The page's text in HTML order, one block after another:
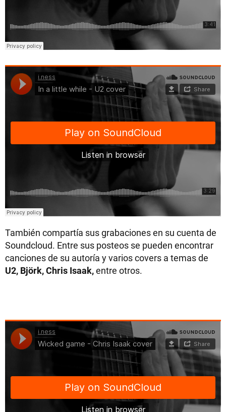
También compartía sus grabaciones en su cuenta de
Soundcloud. Entre sus posteos se pueden encontrar
canciones de su autoría y varios covers a temas de
U2, Björk, Chris Isaak,entre otros.